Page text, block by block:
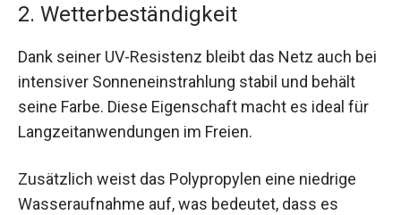
2. Wetterbeständigkeit
Dank seiner UV-Resistenz bleibt das Netz auch bei
intensiver Sonneneinstrahlung stabil und behält
seine Farbe. Diese Eigenschaft macht es ideal für
Langzeitanwendungen im Freien.
Zusätzlich weist das Polypropylen eine niedrige
Wasseraufnahme auf, was bedeutet, dass es